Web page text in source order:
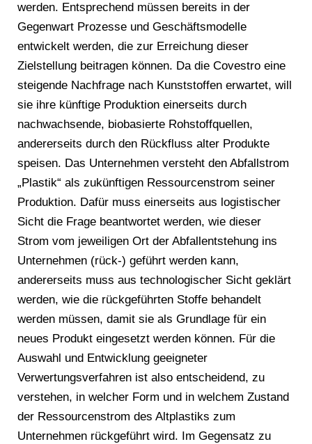
werden. Entsprechend müssen bereits in der
Gegenwart Prozesse und Geschäftsmodelle
entwickelt werden, die zur Erreichung dieser
Zielstellung beitragen können. Da die Covestro eine
steigende Nachfrage nach Kunststoffen erwartet, will
sie ihre künftige Produktion einerseits durch
nachwachsende, biobasierte Rohstoffquellen,
andererseits durch den Rückfluss alter Produkte
speisen. Das Unternehmen versteht den Abfallstrom
„Plastik“ als zukünftigen Ressourcenstrom seiner
Produktion. Dafür muss einerseits aus logistischer
Sicht die Frage beantwortet werden, wie dieser
Strom vom jeweiligen Ort der Abfallentstehung ins
Unternehmen (rück-) geführt werden kann,
andererseits muss aus technologischer Sicht geklärt
werden, wie die rückgeführten Stoffe behandelt
werden müssen, damit sie als Grundlage für ein
neues Produkt eingesetzt werden können. Für die
Auswahl und Entwicklung geeigneter
Verwertungsverfahren ist also entscheidend, zu
verstehen, in welcher Form und in welchem Zustand
der Ressourcenstrom des Altplastiks zum
Unternehmen rückgeführt wird. Im Gegensatz zu